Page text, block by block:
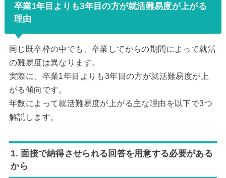
卒業1年目よりも3年目の方が就活難易度が上がる
理由
同じ既卒枠の中でも、卒業してからの期間によって就活
の難易度は異なります。
実際に、卒業1年目よりも3年目の方が就活難易度が上
がる傾向です。
年数によって就活難易度が上がる主な理由を以下で3つ
解説します。
1. 面接で納得させられる回答を用意する必要がある
から